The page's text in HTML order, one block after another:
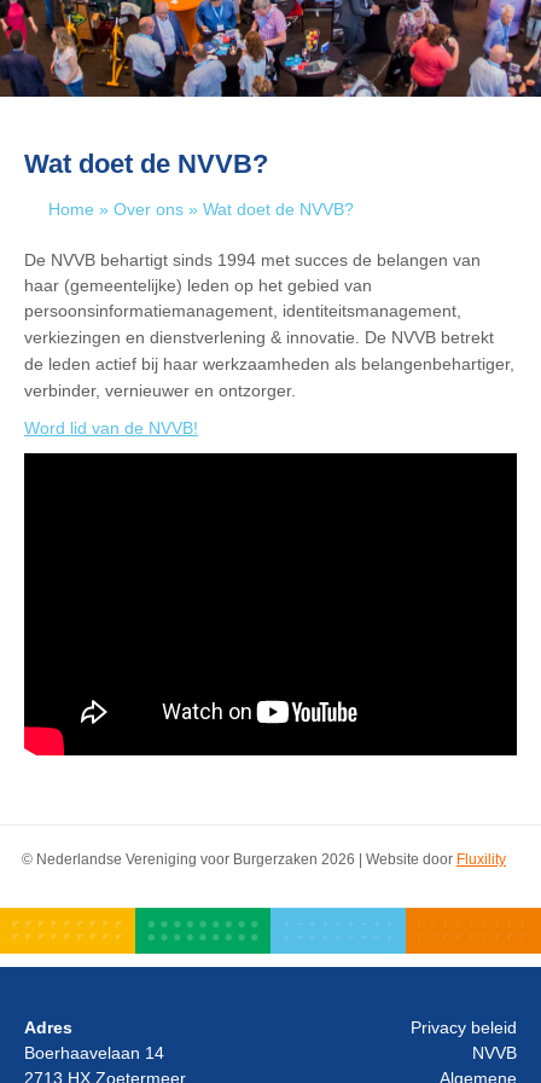
Wat doet de NVVB?
Home » Over ons » Wat doet de NVVB?
De NVVB behartigt sinds 1994 met succes de belangen van
haar (gemeentelijke) leden op het gebied van
persoonsinformatiemanagement, identiteitsmanagement,
verkiezingen en dienstverlening & innovatie. De NVVB betrekt
de leden actief bij haar werkzaamheden als belangenbehartiger,
verbinder, vernieuwer en ontzorger.
Word lid van de NVVB!
© Nederlandse Vereniging voor Burgerzaken 2026 | Website door Fluxility
Adres
Boerhaavelaan 14
2713 HX Zoetermeer
Privacy beleid
NVVB
Algemene